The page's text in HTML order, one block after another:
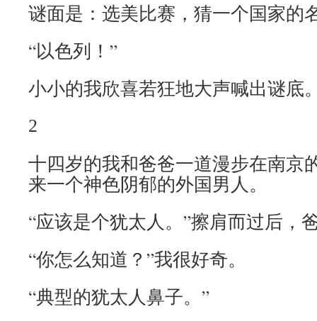
谜面是：选美比赛，猜一个国家的
“以色列！”
小小的我欣喜若狂地大声喊出谜底
2
十四岁的我和爸爸一道漫步在南京
来一个神色阴郁的外国男人。
“应该是个犹太人。”擦肩而过后，
“你怎么知道？”我很好奇。
“典型的犹太人鼻子。”